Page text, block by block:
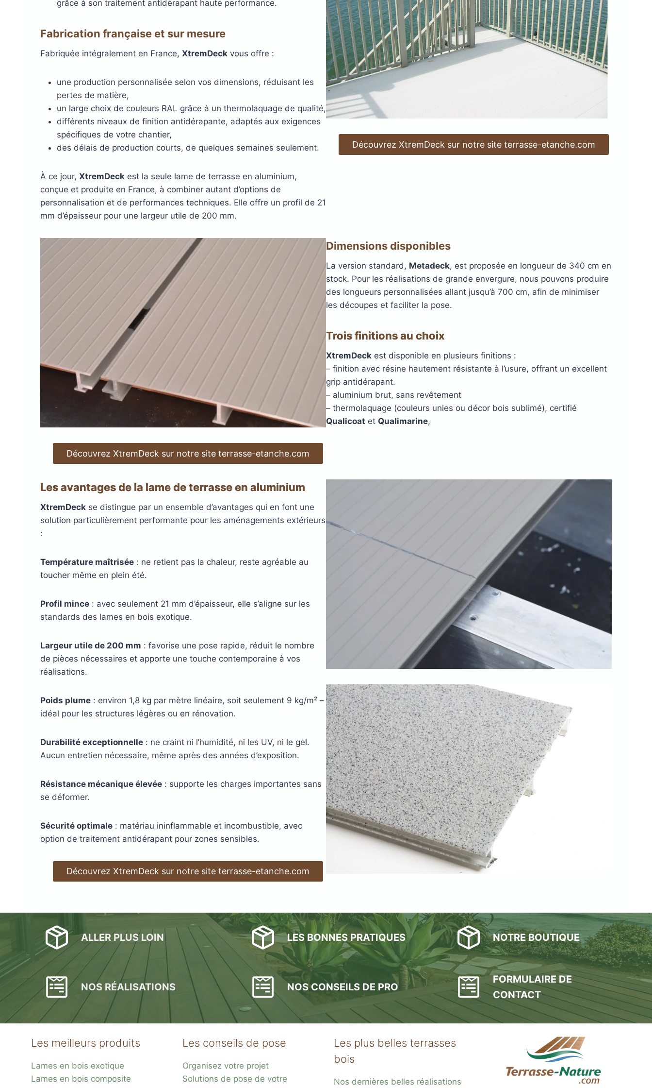
grâce à son traitement antidérapant haute performance.
Fabrication française et sur mesure
Fabriquée intégralement en France, XtremDeck vous offre :
une production personnalisée selon vos dimensions, réduisant les
pertes de matière,
un large choix de couleurs RAL grâce à un thermolaquage de qualité,
différents niveaux de finition antidérapante, adaptés aux exigences
spécifiques de votre chantier,
des délais de production courts, de quelques semaines seulement.
À ce jour, XtremDeck est la seule lame de terrasse en aluminium,
conçue et produite en France, à combiner autant d’options de
personnalisation et de performances techniques. Elle offre un profil de 21
mm d’épaisseur pour une largeur utile de 200 mm.
Découvrez XtremDeck sur notre site terrasse-etanche.com
Découvrez XtremDeck sur notre site terrasse-etanche.com
Dimensions disponibles
La version standard, Metadeck, est proposée en longueur de 340 cm en
stock. Pour les réalisations de grande envergure, nous pouvons produire
des longueurs personnalisées allant jusqu’à 700 cm, afin de minimiser
les découpes et faciliter la pose.
Trois finitions au choix
XtremDeck est disponible en plusieurs finitions :
– finition avec résine hautement résistante à l’usure, offrant un excellent
grip antidérapant.
– aluminium brut, sans revêtement
– thermolaquage (couleurs unies ou décor bois sublimé), certifié
Qualicoat et Qualimarine,
Les avantages de la lame de terrasse en aluminium
XtremDeck se distingue par un ensemble d’avantages qui en font une
solution particulièrement performante pour les aménagements extérieurs
:
Température maîtrisée : ne retient pas la chaleur, reste agréable au
toucher même en plein été.
Profil mince : avec seulement 21 mm d’épaisseur, elle s’aligne sur les
standards des lames en bois exotique.
Largeur utile de 200 mm : favorise une pose rapide, réduit le nombre
de pièces nécessaires et apporte une touche contemporaine à vos
réalisations.
Poids plume : environ 1,8 kg par mètre linéaire, soit seulement 9 kg/m² –
idéal pour les structures légères ou en rénovation.
Durabilité exceptionnelle : ne craint ni l’humidité, ni les UV, ni le gel.
Aucun entretien nécessaire, même après des années d’exposition.
Résistance mécanique élevée : supporte les charges importantes sans
se déformer.
Sécurité optimale : matériau ininflammable et incombustible, avec
option de traitement antidérapant pour zones sensibles.
Découvrez XtremDeck sur notre site terrasse-etanche.com
ALLER PLUS LOIN
NOS RÉALISATIONS
LES BONNES PRATIQUES
NOS CONSEILS DE PRO
NOTRE BOUTIQUE
FORMULAIRE DE
CONTACT
Les meilleurs produits
Lames en bois exotique
Lames en bois composite
Les conseils de pose
Organisez votre projet
Solutions de pose de votre
Les plus belles terrasses
bois
Nos dernières belles réalisations